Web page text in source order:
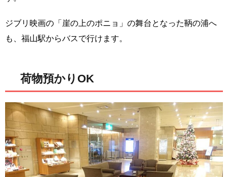
ジブリ映画の「崖の上のポニョ」の舞台となった鞆の浦へ
も、福山駅からバスで行けます。
荷物預かりOK